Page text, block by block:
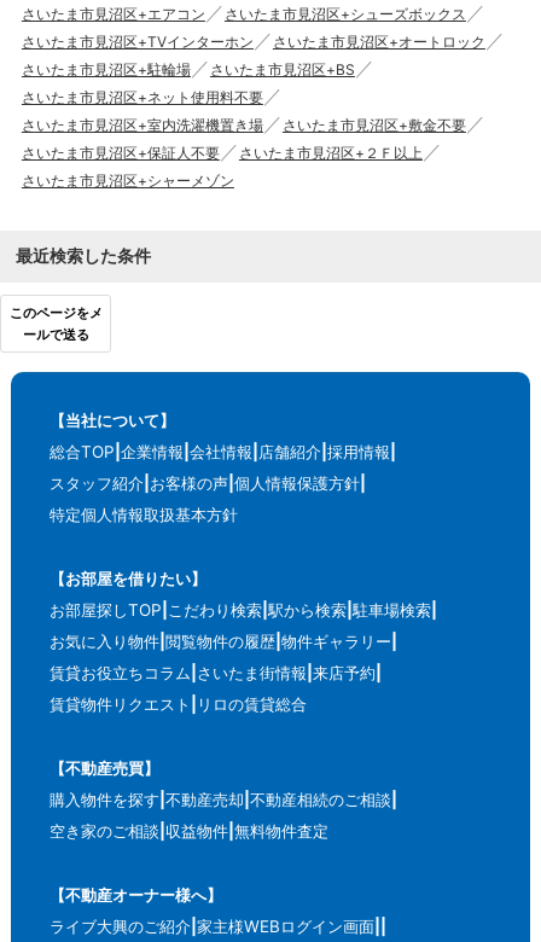
さいたま市見沼区+エアコン
さいたま市見沼区+シューズボックス
さいたま市見沼区+TVインターホン
さいたま市見沼区+オートロック
さいたま市見沼区+駐輪場
さいたま市見沼区+BS
さいたま市見沼区+ネット使用料不要
さいたま市見沼区+室内洗濯機置き場
さいたま市見沼区+敷金不要
さいたま市見沼区+保証人不要
さいたま市見沼区+２Ｆ以上
さいたま市見沼区+シャーメゾン
最近検索した条件
このページをメ
ールで送る
【当社について】
総合TOP 企業情報 会社情報 店舗紹介 採用情報
スタッフ紹介 お客様の声 個人情報保護方針
特定個人情報取扱基本方針
【お部屋を借りたい】
お部屋探しTOP こだわり検索 駅から検索 駐車場検索
お気に入り物件 閲覧物件の履歴 物件ギャラリー
賃貸お役立ちコラム さいたま街情報 来店予約
賃貸物件リクエスト
リロの賃貸総合
【不動産売買】
購入物件を探す 不動産売却 不動産相続のご相談
空き家のご相談 収益物件 無料物件査定
【不動産オーナー様へ】
ライブ大興のご紹介 家主様WEBログイン画面